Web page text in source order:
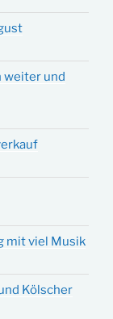
weiter und
mit viel Musik
Kölscher